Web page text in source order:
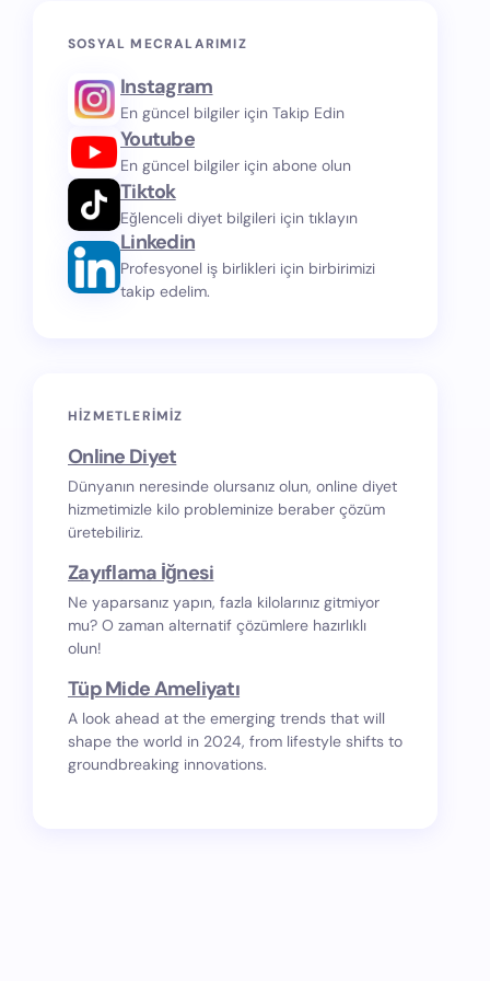
SOSYAL MECRALARIMIZ
Instagram
En güncel bilgiler için Takip Edin
Youtube
En güncel bilgiler için abone olun
Tiktok
Eğlenceli diyet bilgileri için tıklayın
Linkedin
Profesyonel iş birlikleri için birbirimizi
takip edelim.
HIZMETLERIMIZ
Online Diyet
Dünyanın neresinde olursanız olun, online diyet
hizmetimizle kilo probleminize beraber çözüm
üretebiliriz.
Zayıflama İğnesi
Ne yaparsanız yapın, fazla kilolarınız gitmiyor
mu? O zaman alternatif çözümlere hazırlıklı
olun!
Tüp Mide Ameliyatı
A look ahead at the emerging trends that will
shape the world in 2024, from lifestyle shifts to
groundbreaking innovations.